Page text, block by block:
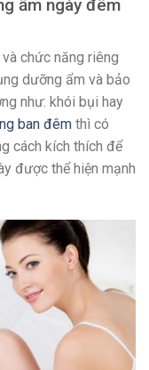
ẩm ngày đêm
chức năng riêng
dưỡng ẩm và bảo
như: khói bụi hay
ban đêm thì có
cách kích thích để
được thể hiện mạnh